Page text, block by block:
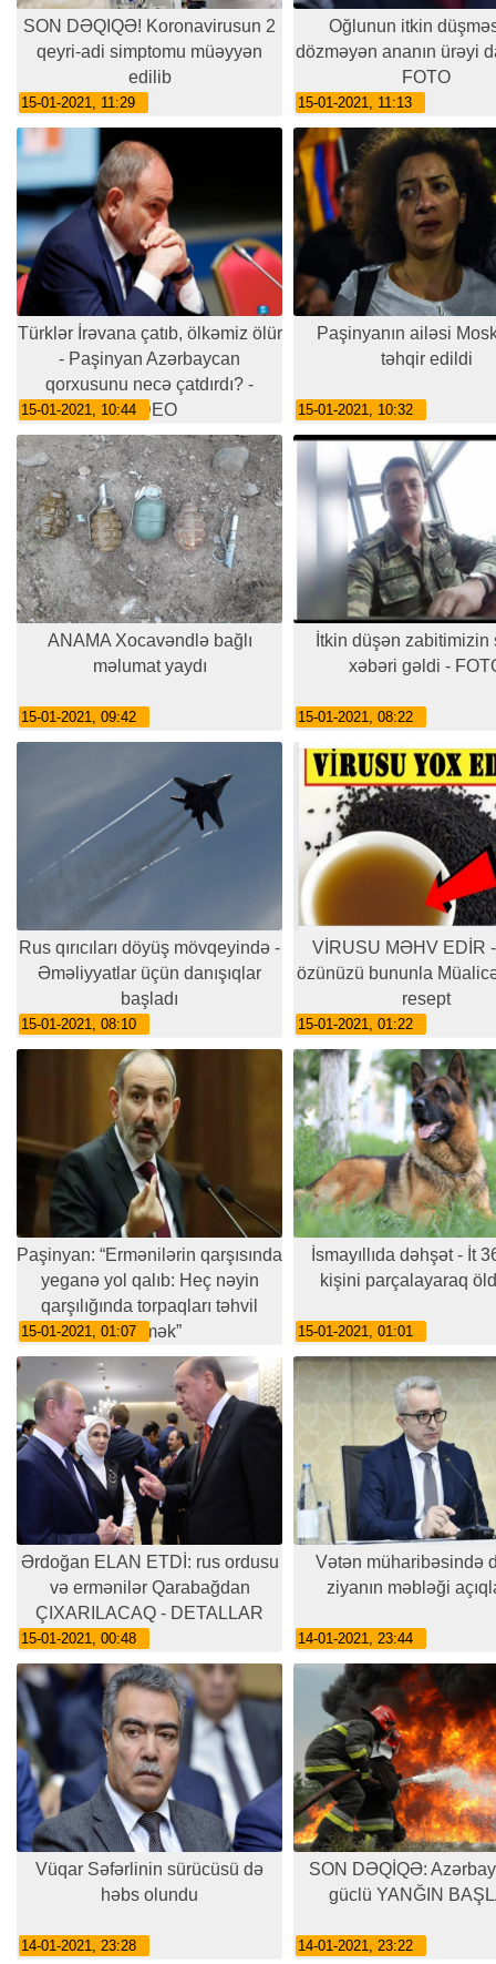
SON DƏQIQƏ! Koronavirusun 2
qeyri-adi simptomu müəyyən
edilib
15-01-2021, 11:29
Oğlunun itkin
dözməyən ananın ürəyi
FOTO
15-01-2021, 11:13
Türklər İrəvana çatıb, ölkəmiz ölür
- Paşinyan Azərbaycan
qorxusunu necə çatdırdı? -
VİDEO
15-01-2021, 10:44
Paşinyanın ailəsi
təhqir edildi
15-01-2021, 10:32
ANAMA Xocavəndlə bağlı
məlumat yaydı
15-01-2021, 09:42
İtkin düşən zabitimizin
xəbəri gəldi -
15-01-2021, 08:22
Rus qırıcıları döyüş mövqeyində -
Əməliyyatlar üçün danışıqlar
başladı
15-01-2021, 08:10
VİRUSU MƏHV EDİR
özünüzü bununla
resept
15-01-2021, 01:22
Paşinyan: “Ermənilərin qarşısında
yeganə yol qalıb: Heç nəyin
qarşılığında torpaqları təhvil
vermək”
15-01-2021, 01:07
İsmayıllıda dəhşət - İt
kişini parçalayaraq
15-01-2021, 01:01
Ərdoğan ELAN ETDİ: rus ordusu
və ermənilər Qarabağdan
ÇIXARILACAQ - DETALLAR
15-01-2021, 00:48
Vətən müharibəsində
ziyanın məbləği
14-01-2021, 23:44
Vüqar Səfərlinin sürücüsü də
həbs olundu
14-01-2021, 23:28
SON DƏQİQƏ:
güclü YANĞIN
14-01-2021, 23:22